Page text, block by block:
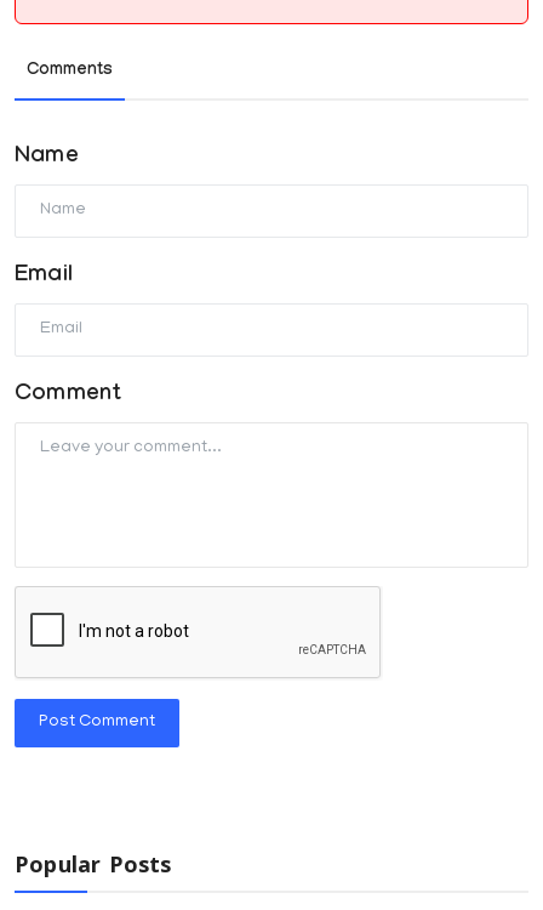
Comments
Name
Email
Comment
Post Comment
Popular Posts